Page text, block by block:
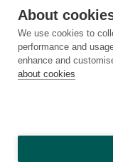
About
We use cookies to
performance and
enhance and
about cookies